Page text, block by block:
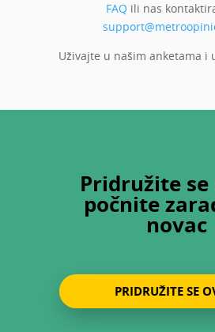
FAQ ili nas
Uživajte u našim anketama i
Pridružite se
počnite
novac
PRIDRUŽITE SE